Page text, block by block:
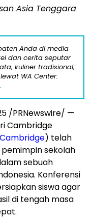
Asia Tenggara
Anda di media
dan cerita seputar
kuliner tradisional,
WA Center:
/PRNewswire/ —
Cambridge
Cambridge) telah
sekolah
sebuah
. Konferensi
siswa agar
di tengah masa